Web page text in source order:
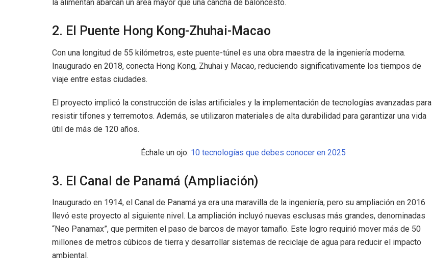
la alimentan abarcan un área mayor que una cancha de baloncesto.
2. El Puente Hong Kong-Zhuhai-Macao
Con una longitud de 55 kilómetros, este puente-túnel es una obra maestra de la ingeniería moderna.
Inaugurado en 2018, conecta Hong Kong, Zhuhai y Macao, reduciendo significativamente los tiempos de
viaje entre estas ciudades.
El proyecto implicó la construcción de islas artificiales y la implementación de tecnologías avanzadas para
resistir tifones y terremotos. Además, se utilizaron materiales de alta durabilidad para garantizar una vida
útil de más de 120 años.
Échale un ojo: 10 tecnologías que debes conocer en 2025
3. El Canal de Panamá (Ampliación)
Inaugurado en 1914, el Canal de Panamá ya era una maravilla de la ingeniería, pero su ampliación en 2016
llevó este proyecto al siguiente nivel. La ampliación incluyó nuevas esclusas más grandes, denominadas
“Neo Panamax”, que permiten el paso de barcos de mayor tamaño. Este logro requirió mover más de 50
millones de metros cúbicos de tierra y desarrollar sistemas de reciclaje de agua para reducir el impacto
ambiental.